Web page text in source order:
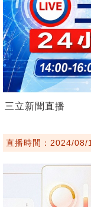
三立新聞直播
直播時間：2024/08/